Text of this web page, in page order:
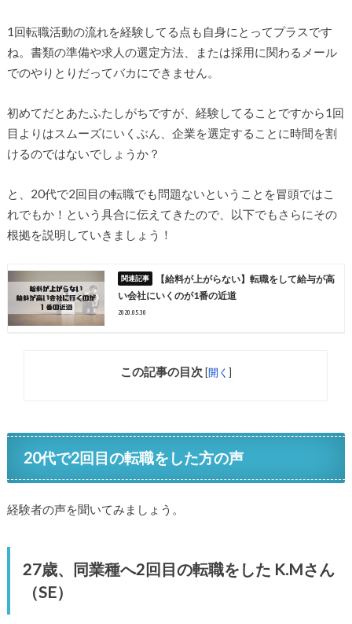
1回転職活動の流れを経験してる点も自身にとってプラスです
ね。書類の準備や求人の選定方法、または採用に関わるメール
でのやりとりだってバカにできません。
初めてだとあたふたしがちですが、経験してることですから1回
目よりはスムーズにいくぶん、企業を選定することに時間を割
けるのではないでしょうか？
と、20代で2回目の転職でも問題ないということを冒頭ではこ
れでもか！という具合に伝えてきたので、以下でもさらにその
根拠を説明していきましょう！
【給料が上がらない】転職をして給与が高
い会社にいくのが1番の近道
2020.05.30
この記事の目次 [開く ]
20代で2回目の転職をした方の声
経験者の声を聞いてみましょう。
27歳、同業種へ2回目の転職をした K.Mさん
（SE）